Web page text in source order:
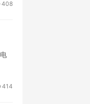
408
414